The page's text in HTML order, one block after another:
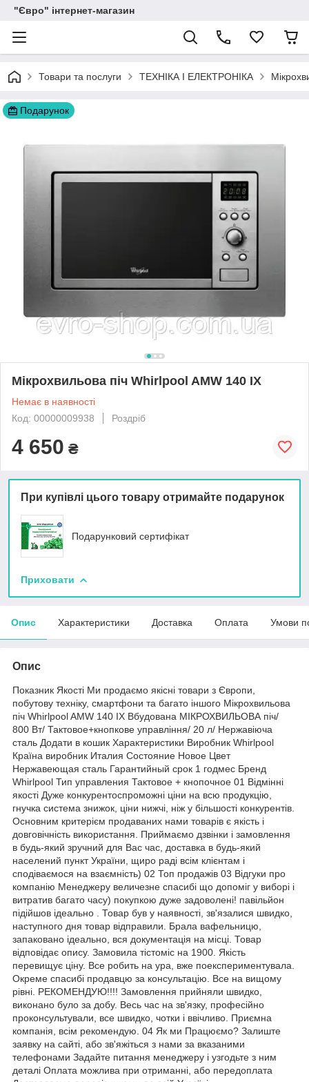
"Євро" інтернет-магазин
Товари та послуги ТЕХНІКА І ЕЛЕКТРОНІКА
Подарунок
Мікрохвильова піч Whirlpool AMW 140 IX
Немає в наявності
Код: 00000009938
Роздріб
4 650 ₴
При купівлі цього товару отримайте подарунок
Подарунковий сертифікат
Приховати
Опис Характеристики Доставка Оплата Умови
Опис
Показник Якості Ми продаємо якісні товари з Європи,
побутову техніку, смартфони та багато іншого Мікрохвильова
піч Whirlpool AMW 140 IX Вбудована МІКРОХВИЛЬОВА піч/
800 Вт/ Тактовое+кнопкове управління/ 20 л/ Нержавіюча
сталь Додати в кошик Характеристики Виробник Whirlpool
Країна виробник Италия Состояние Новое Цвет
Нержавеющая сталь Гарантийный срок 1 годмес Бренд
Whirlpool Тип управления Тактовое + кнопочное 01 Відмінні
якості Дуже конкурентоспроможні ціни на всю продукцію,
гнучка система знижок, ціни нижчі, ніж у більшості конкурентів.
Основним критерієм продаваних нами товарів є якість і
довговічність використання. Приймаємо дзвінки і замовлення
в будь-який зручний для Вас час, доставка в будь-який
населений пункт України, щиро раді всім клієнтам і
сподіваємося на взаємність) 02 Топ продажів 03 Відгуки про
компанію Менеджеру величезне спасибі що допоміг у виборі і
витратив багато часу) покупкою дуже задоволені! павільйон
підійшов ідеально . Товар був у наявності, зв'язалися швидко,
наступного дня товар відправили. Брала вафельницю,
запаковано ідеально, вся документація на місці. Товар
відповідає опису. Замовила тістоміс на 1900. Якість
перевищує ціну. Все робить на ура, вже поекспериментувала.
Окреме спасибі продавцю за консультацію. Все на вищому
рівні. РЕКОМЕНДУЮ!!!! Замовлення прийняли швидко,
виконано було за добу. Весь час на зв'язку, професійно
проконсультували, все швидко, чотки і ввічливо. Приємна
компанія, всім рекомендую. 04 Як ми Працюємо? Залиште
заявку на сайті, або зв'яжіться з нами за вказаними
телефонами Задайте питання менеджеру і узгодьте з ним
деталі Оплата можлива при отриманні, або передоплата